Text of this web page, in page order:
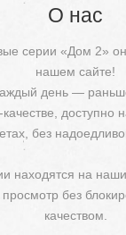
О нас
серии «Дом 2»
нашем сайте!
день —
доступно
без
находятся на
без
качеством.